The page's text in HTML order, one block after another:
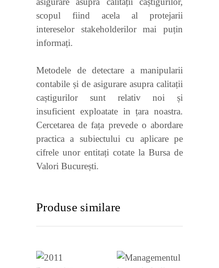
scopul fiind acela al protejarii
intereselor stakeholderilor mai puțin
informați.
Metodele de detectare a manipularii
contabile și de asigurare asupra calitații
caștigurilor sunt relativ noi și
insuficient exploatate in țara noastra.
Cercetarea de fața prevede o abordare
practica a subiectului cu aplicare pe
cifrele unor entitați cotate la Bursa de
Valori București.
Produse similare